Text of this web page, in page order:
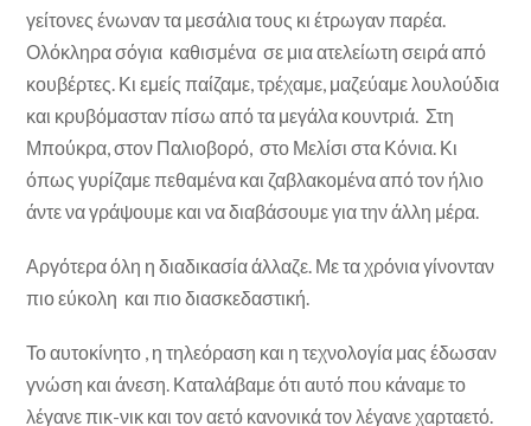
γείτονες ένωναν τα μεσάλια τους κι έτρωγαν παρέα.
Ολόκληρα σόγια καθισμένα σε μια ατελείωτη σειρά από
κουβέρτες. Κι εμείς παίζαμε, τρέχαμε, μαζεύαμε λουλούδια
και κρυβόμασταν πίσω από τα μεγάλα κουντριά. Στη
Μπούκρα, στον Παλιοβορό, στο Μελίσι στα Κόνια. Κι
όπως γυρίζαμε πεθαμένα και ζαβλακομένα από τον ήλιο
άντε να γράψουμε και να διαβάσουμε για την άλλη μέρα.
Αργότερα όλη η διαδικασία άλλαζε. Με τα χρόνια γίνονταν
πιο εύκολη και πιο διασκεδαστική.
Το αυτοκίνητο , η τηλεόραση και η τεχνολογία μας έδωσαν
γνώση και άνεση. Καταλάβαμε ότι αυτό που κάναμε το
λέγανε πικ-νικ και τον αετό κανονικά τον λέγανε χαρταετό.